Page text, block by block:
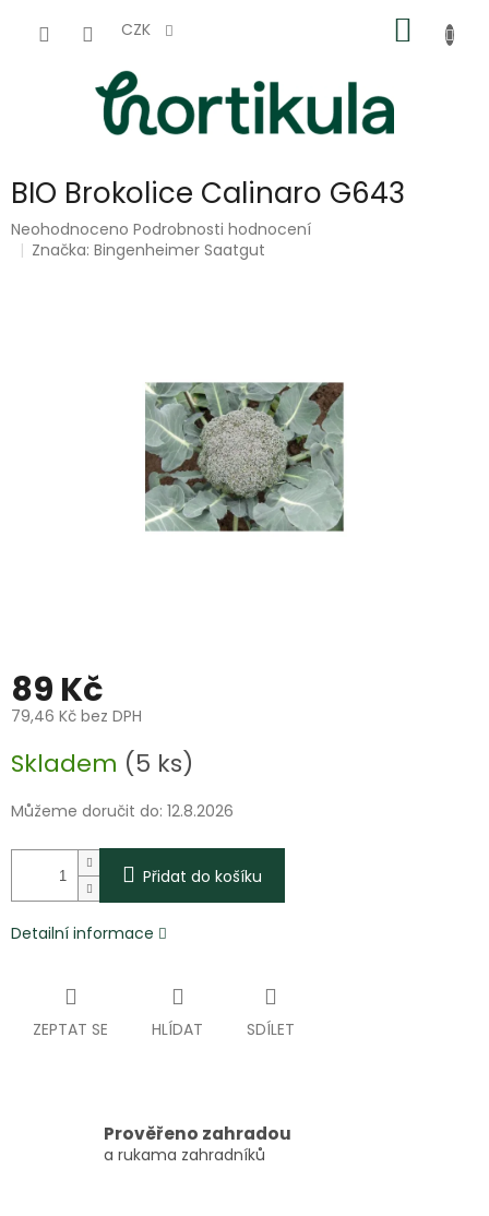
CZK
KOŠÍK
BIO Brokolice Calinaro G643
Průměrné
hodnocení
Neohodnoceno Podrobnosti hodnocení
Značka:Bingenheimer Saatgut
89 Kč
79,46 Kč bez DPH
cena:
Skladem (5 ks)
Můžeme doručit do: 12.8.2026
Přidat do košíku
Detailní informace
ZEPTAT SE HLÍDAT SDÍLET
Prověřeno zahradou
a rukama zahradníků